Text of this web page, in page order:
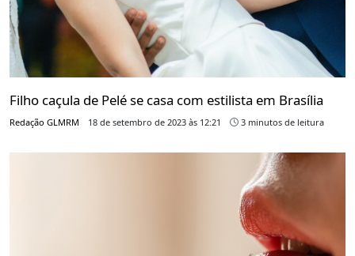
Filho caçula de Pelé se casa com estilista em Brasília
Redação GLMRM 18 de setembro de 2023 às 12:21 3 minutos de leitura